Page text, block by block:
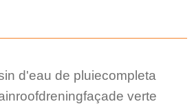
d'eau de pluiecompleta
dreningfaçade verte